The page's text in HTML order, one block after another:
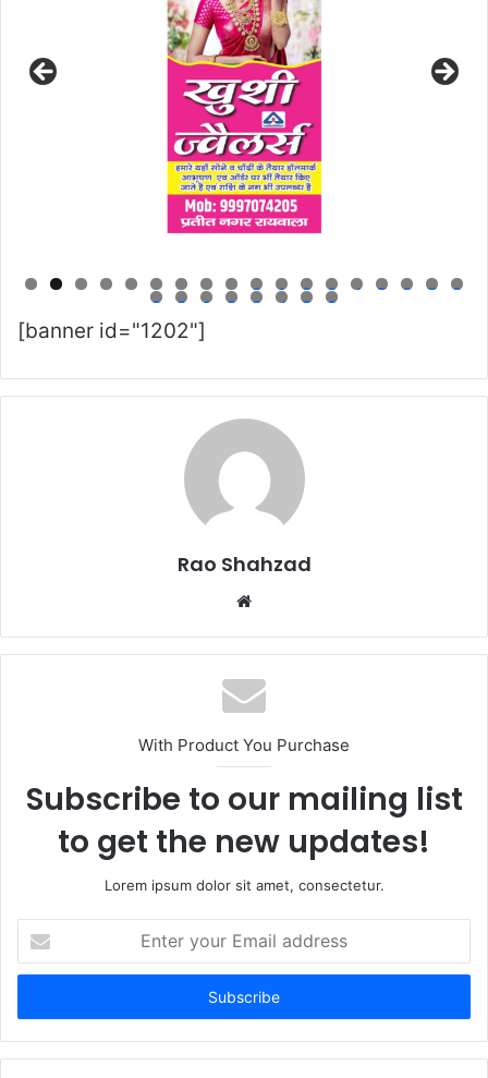
0 1 2 3 4 5 6 7 8
9 0 1 2 3 4 5 6
[banner id="1202"]
Rao Shahzad
Website
With Product You Purchase
Subscribe to our mailing list
to get the new updates!
Lorem ipsum dolor sit amet, consectetur.
your
Email